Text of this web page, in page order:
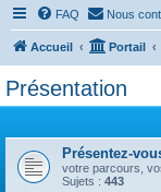
FAQ Nous
Accueil Portail
Présentation
Présentez-
votre parcours,
Sujets : 443